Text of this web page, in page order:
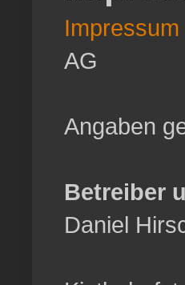
AG
Angaben
Betreiber
Daniel